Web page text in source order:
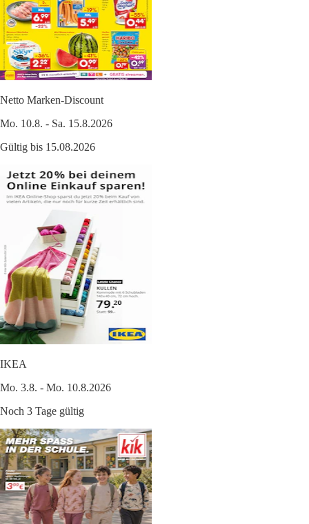
Netto Marken-Discount
Mo. 10.8. - Sa. 15.8.2026
Gültig bis 15.08.2026
IKEA
Mo. 3.8. - Mo. 10.8.2026
Noch 3 Tage gültig